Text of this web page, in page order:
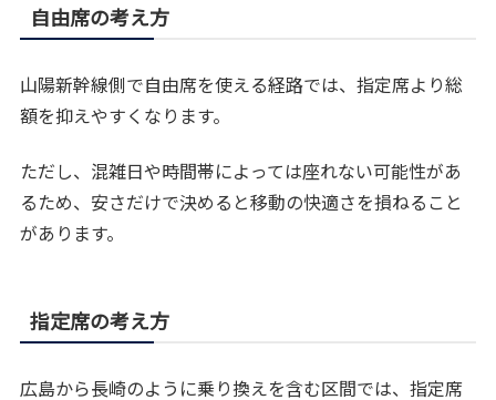
自由席の考え方
山陽新幹線側で自由席を使える経路では、指定席より総
額を抑えやすくなります。
ただし、混雑日や時間帯によっては座れない可能性があ
るため、安さだけで決めると移動の快適さを損ねること
があります。
指定席の考え方
広島から長崎のように乗り換えを含む区間では、指定席